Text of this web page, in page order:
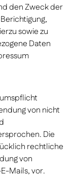
den Zweck der
sowie zu
Daten
von nicht
Die
rechtliche
von
Mails, vor.